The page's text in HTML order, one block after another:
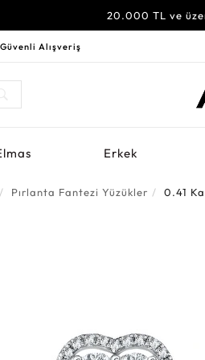
20.000 TL ve
Güvenli Alışveriş
Erkek
Pırlanta Fantezi Yüzükler 0.41